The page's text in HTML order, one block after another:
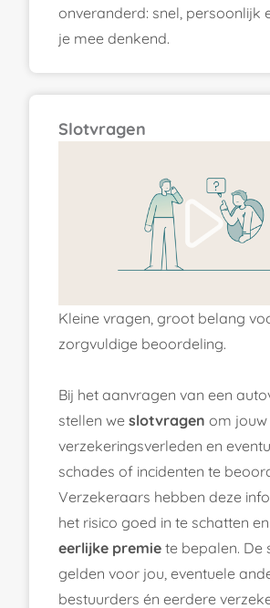
onveranderd: snel, persoonlijk
je mee denkend.
Slotvragen
Kleine vragen, groot belang
zorgvuldige beoordeling.
Bij het aanvragen van een
stellen we slotvragen om jouw
verzekeringsverleden en
schades of incidenten te
Verzekeraars hebben deze
het risico goed in te schatten
eerlijke premie te bepalen. De
gelden voor jou, eventuele
bestuurders én eerdere